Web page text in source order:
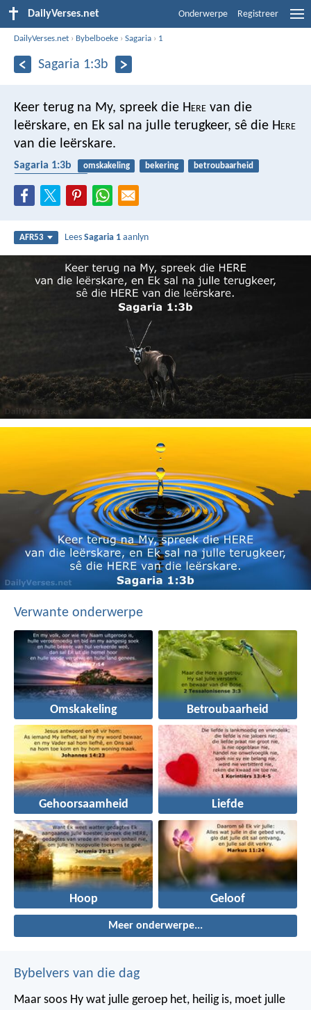
DailyVerses.net Onderwerpe Registreer
DailyVerses.net › Bybelboeke ›Sagaria › 1
Sagaria 1:3b
Keer terug na My, spreek die Here van die
leërskare, en Ek sal na julle terugkeer, sê die Here
van die leërskare.
Sagaria 1:3b omskakeling bekering
betroubaarheid
AFR53 LeesSagaria 1 aanlyn
Verwante onderwerpe
Omskakeling Betroubaarheid
Gehoorsaamheid Liefde
Hoop Geloof
Meer onderwerpe...
Bybelvers van die dag
Maar soos Hy wat julle geroep het, heilig is, moet julle